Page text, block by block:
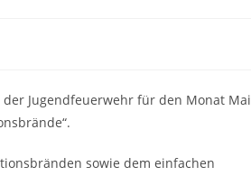
Jugendfeuerwehr für den Monat Mai
sowie dem einfachen